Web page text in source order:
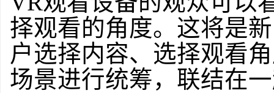
择观看的角度。这将是
户选择内容、选择观看
场景进行统筹，联结在